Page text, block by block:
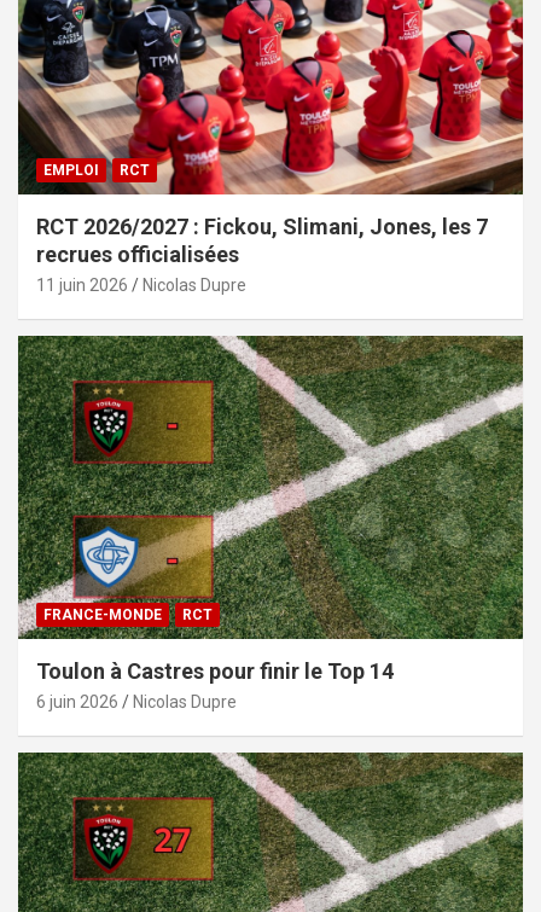
EMPLOI RCT
RCT 2026/2027 : Fickou, Slimani, Jones, les 7
recrues officialisées
11 juin 2026 Nicolas Dupre
FRANCE-MONDE RCT
Toulon à Castres pour finir le Top 14
6 juin 2026 Nicolas Dupre